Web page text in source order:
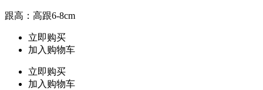
跟高：高跟6-8cm
立即购买
加入购物车
立即购买
加入购物车